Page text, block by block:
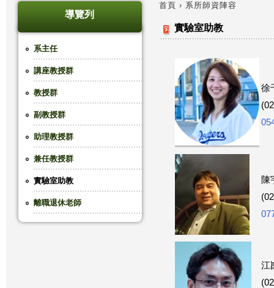
導覽列
系主任
講座教授群
教授群
副教授群
助理教授群
兼任教授群
實驗室助教
離職退休老師
您
首頁 › 系所師資陣容
實驗室助教
徐
陳
江